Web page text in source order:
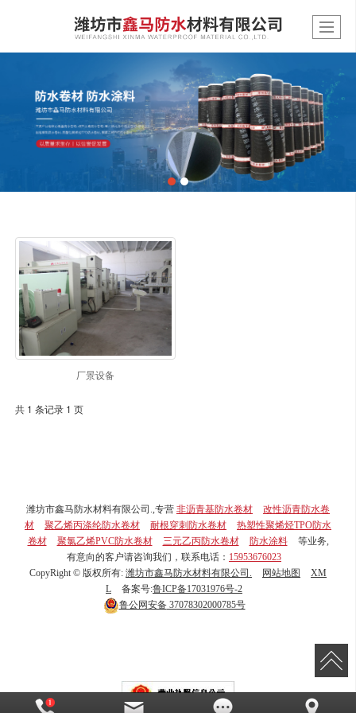
厂景设备
共 1 条记录 1 页
潍坊市鑫马防水材料有限公司.,专营 非沥青基防水卷材
改性沥青防水卷
材
聚乙烯丙涤纶防水卷材 耐根穿刺防水卷材
热塑性聚烯烃TPO防水
卷材
聚氯乙烯PVC防水卷材 三元乙丙防水卷材 防水涂料
等业务,
有意向的客户请咨询我们，联系电话： 15953676023
CopyRight © 版权所有: 潍坊市鑫马防水材料有限公司. 网站地图
XM
L
备案号:鲁ICP备17031976号-2
鲁公网安备37078302000785号